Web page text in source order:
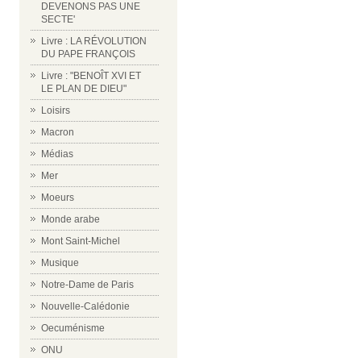
DEVENONS PAS UNE
SECTE'
Livre : LA RÉVOLUTION
DU PAPE FRANÇOIS
Livre : "BENOÎT XVI ET
LE PLAN DE DIEU"
Loisirs
Macron
Médias
Mer
Moeurs
Monde arabe
Mont Saint-Michel
Musique
Notre-Dame de Paris
Nouvelle-Calédonie
Oecuménisme
ONU